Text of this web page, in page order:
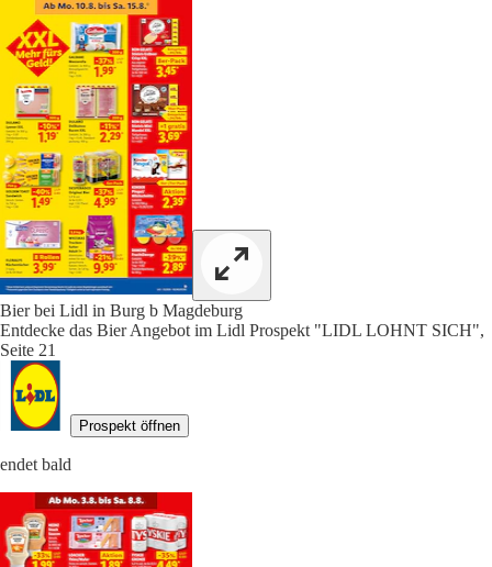
Bier bei Lidl in Burg b Magdeburg
Entdecke das Bier Angebot im Lidl Prospekt "LIDL LOHNT SICH",
Seite 21
Prospekt öffnen
endet bald